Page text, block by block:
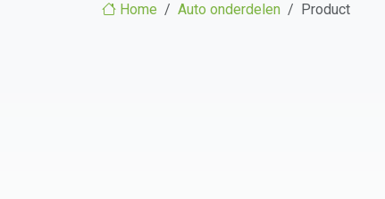
Home Auto onderdelen Product